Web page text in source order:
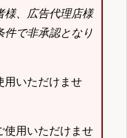
様、広告代理店様
件で非承認となり
用いただけませ
用いただけませ